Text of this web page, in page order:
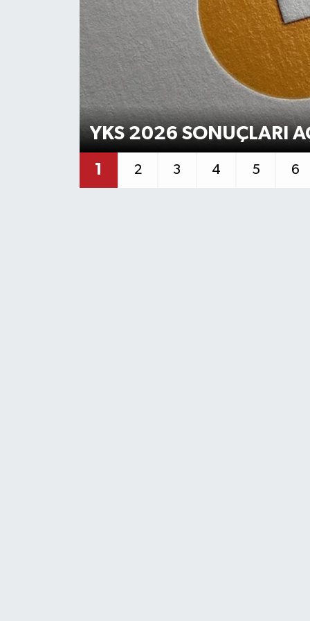
YKS 2026 SONUÇLARI
1 2 3 4 5 6
KEMERBURGAZ
KÜLTÜR - SANAT
MAGAZİN
ÖZEL HABER